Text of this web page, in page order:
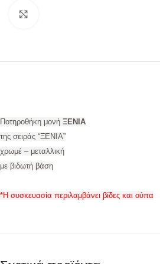
Ποτηροθήκη μονή ΞΕΝΙΑ
της σειράς “ΞΕΝΙΑ”
χρωμέ – μεταλλική
με βιδωτή βάση
*Η συσκευασία περιλαμβάνει βίδες και ούπα